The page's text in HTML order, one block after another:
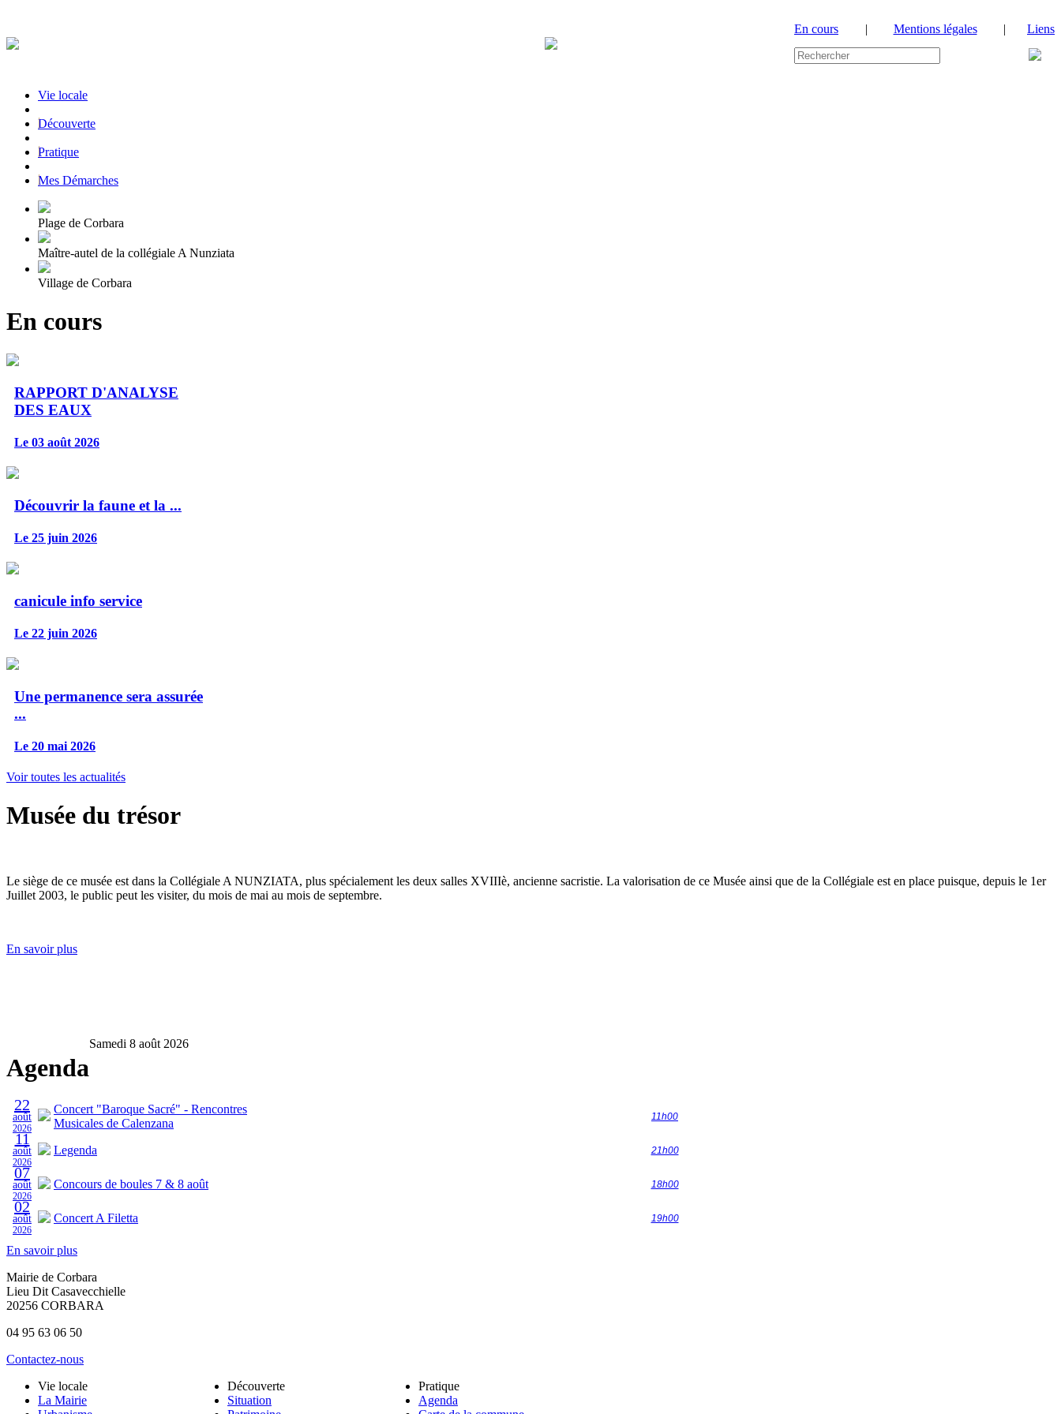
En cours | Mentions légales | Liens
Vie locale
|Découverte
|Pratique
|Mes Démarches
Plage de Corbara
Maître-autel de la collégiale A Nunziata
Village de Corbara
En cours
RAPPORT D'ANALYSE
DES EAUX
Le 03 août 2026
Découvrir la faune et la ...
Le 25 juin 2026
canicule info service
Le 22 juin 2026
Une permanence sera assurée
...
Le 20 mai 2026
Voir toutes les actualités
Musée du trésor
Le siège de ce musée est dans la Collégiale A NUNZIATA, plus spécialement les deux salles XVIIIè, ancienne sacristie. La valorisation de ce Musée ainsi que de la Collégiale est en place puisque, depuis le 1er
Juillet 2003, le public peut les visiter, du mois de mai au mois de septembre.
En savoir plus
Agenda
Samedi 8 août 2026
22
août
2026
Concert "Baroque Sacré" - Rencontres
Musicales de Calenzana
11h00
11
août
2026
Legenda 21h00
07
août
2026
Concours de boules 7 & 8 août 18h00
02
août
2026
Concert A Filetta 19h00
En savoir plus
Mairie de Corbara
Lieu Dit Casavecchielle
20256 CORBARA
04 95 63 06 50
Contactez-nous
Vie locale
La Mairie
Découverte
Situation
Pratique
Agenda